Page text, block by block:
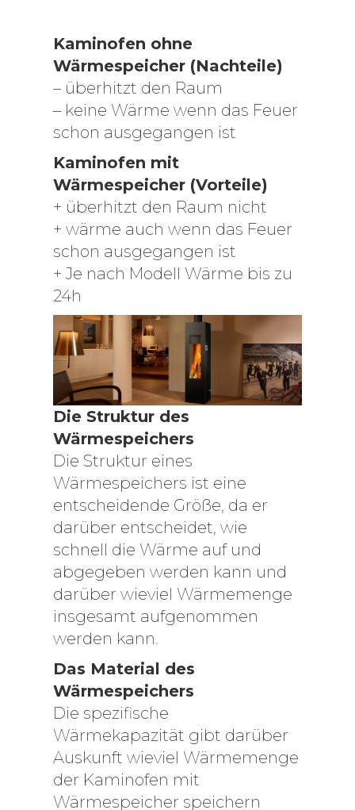
Kaminofen ohne
Wärmespeicher (Nachteile)
– überhitzt den Raum
– keine Wärme wenn das Feuer
schon ausgegangen ist
Kaminofen mit
Wärmespeicher (Vorteile)
+ überhitzt den Raum nicht
+ wärme auch wenn das Feuer
schon ausgegangen ist
+ Je nach Modell Wärme bis zu
24h
Die Struktur des
Wärmespeichers
Die Struktur eines
Wärmespeichers ist eine
entscheidende Größe, da er
darüber entscheidet, wie
schnell die Wärme auf und
abgegeben werden kann und
darüber wieviel Wärmemenge
insgesamt aufgenommen
werden kann.
Das Material des
Wärmespeichers
Die spezifische
Wärmekapazität gibt darüber
Auskunft wieviel Wärmemenge
der Kaminofen mit
Wärmespeicher speichern